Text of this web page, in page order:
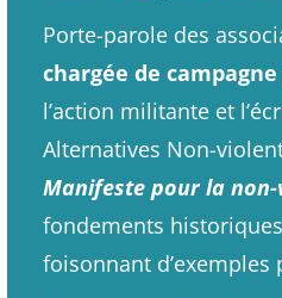
Porte-parole des
chargée de
l’action militante et
Alternatives Non-
Manifeste pour la non-
fondements
foisonnant